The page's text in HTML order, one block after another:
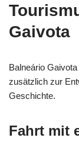
Gaivota
Balneário
zusätzlich zur
Geschichte.
Fahrt mit